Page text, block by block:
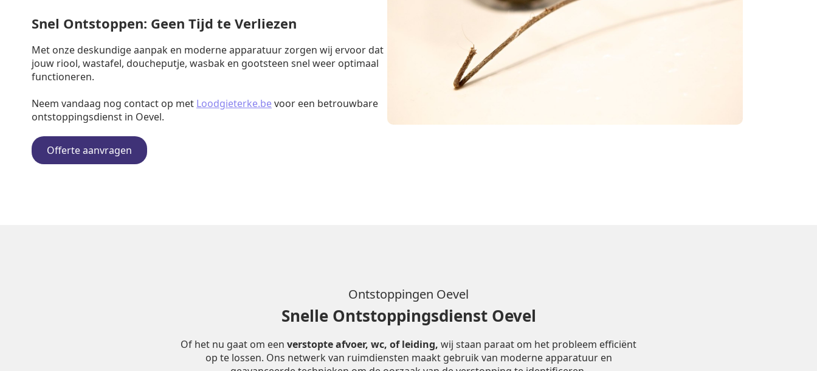
Snel Ontstoppen: Geen Tijd te Verliezen
Met onze deskundige aanpak en moderne apparatuur zorgen wij ervoor dat
jouw riool, wastafel, doucheputje, wasbak en gootsteen snel weer optimaal
functioneren.
Neem vandaag nog contact op met Loodgieterke.bevoor een betrouwbare
ontstoppingsdienst in Oevel.
Offerte aanvragen
Ontstoppingen Oevel
Snelle Ontstoppingsdienst Oevel
Of het nu gaat om een verstopte afvoer, wc, of leiding, wij staan paraat om het probleem efficiënt
op te lossen. Ons netwerk van ruimdiensten maakt gebruik van moderne apparatuur en